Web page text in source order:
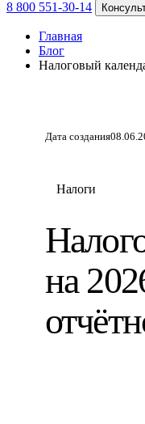
8 800 551-30-14
Главная
Блог
Налоговый
Дата создания
Налоги
на